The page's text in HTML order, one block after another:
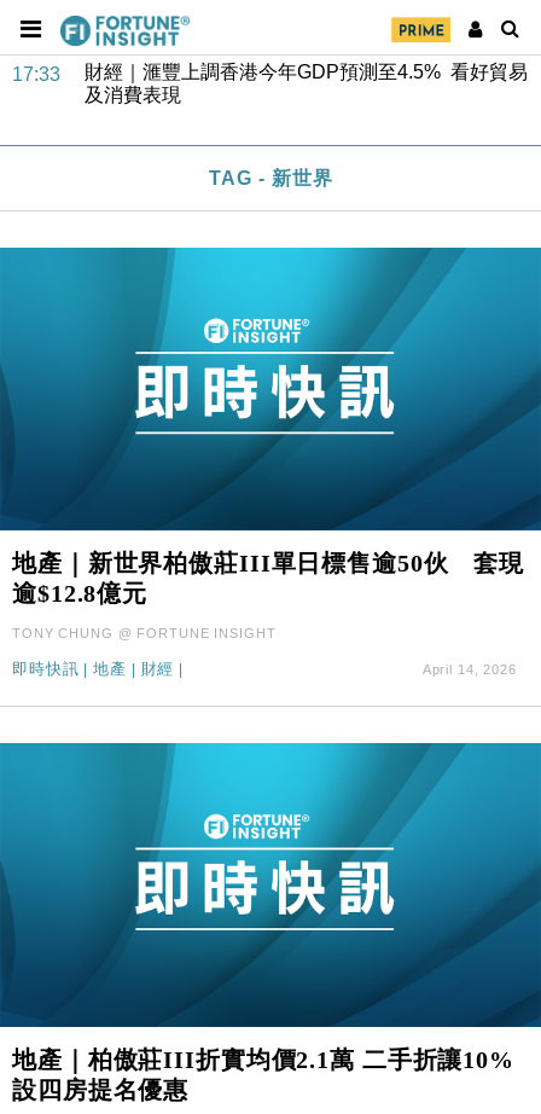
17:33
財經｜滙豐上調香港今年GDP預測至4.5% 看好貿易
及消費表現
16:47
本地｜假冒內地執法人員要求交「保證金」 43歲女子
損失近6900萬元
16:05
財經｜日經失守6.5萬點後回穩 全周仍升近2%
15:47
財經｜韓股反覆波動收跌 連挫7周創逾3年最長跌勢
財經｜內地7月美元計價出口增近24%勝預期 貿易順
差達1125億美元
財經｜日本春季三度入市撐日圓 4月單日斥6.28萬億
日圓干預創新高
國際｜特朗普料美伊戰事快結束 承認部分彈藥庫存緊
財經｜SA售股自救後再出手 斥4億美元押注未上市公
司
18:31
財經｜華僑銀行上半年淨利創新高 中期息增15%至
47仙
17:33
財經｜滙豐上調香港今年GDP預測至4.5% 看好貿易
損失近6900萬元
財經｜日經失守6.5萬點後回穩 全周仍升近2%
財經｜恒隆10月換帥 玩具「反」斗城亞洲CEO蔡德
財經｜韓股反覆波動收跌 連挫7周創逾3年最長跌勢
財經｜內地7月美元計價出口增近24%勝預期 貿易順
財經｜日本春季三度入市撐日圓 4月單日斥6.28萬億
11:12
國際｜特朗普料美伊戰事快結束 承認部分彈藥庫存緊
張
TAG - 新世界
地產｜新世界柏傲莊III單日標售逾50伙 套現
逾$12.8億元
TONY CHUNG @ FORTUNE INSIGHT
即時快訊 |地產 財經 April 14, 2026
地產｜柏傲莊III折實均價2.1萬 二手折讓10%
設四房提名優惠